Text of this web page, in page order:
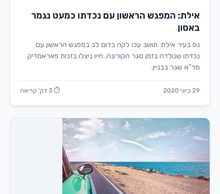
אילת: המפגש הראשון עם נכדתו כמעט נגמר
באסון
נס בעיר אילת: תושב עכו לקה בדום לב במפגש הראשון עם
נכדתו שנולדה בזמן סגר הקורונה. חייו ניצלו בזכות פאראמדיק
מד"א שגר בבניין.
29 ביוני 2020 ⏱ 3 דק' קריאה